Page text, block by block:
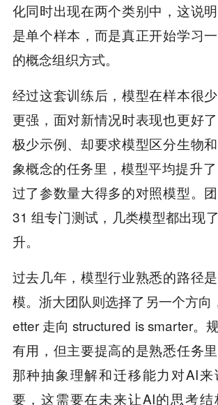
化同时出现在两个类别中，这说
是单个样本，而是真正开始学习
的概念组织方式。
经过这套训练后，模型在样本很
更强，面对新情况时表现也更好
极少示例、却要求模型区分生物
象概念的任务里，模型平均提升
过了参数量大得多的对照模型。
31 组专门测试，几类模型都出现
升。
过去几年，模型行业熟悉的路径
模。浙大团队则选择了另一个方向
etter 走向 structured is smarter。
有用，但主要提高的是熟悉任务
那种抽象理解和迁移能力对AI
要，这需要在未来让AI的思考结